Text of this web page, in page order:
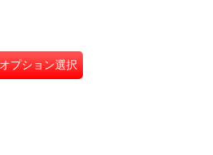
プション選択